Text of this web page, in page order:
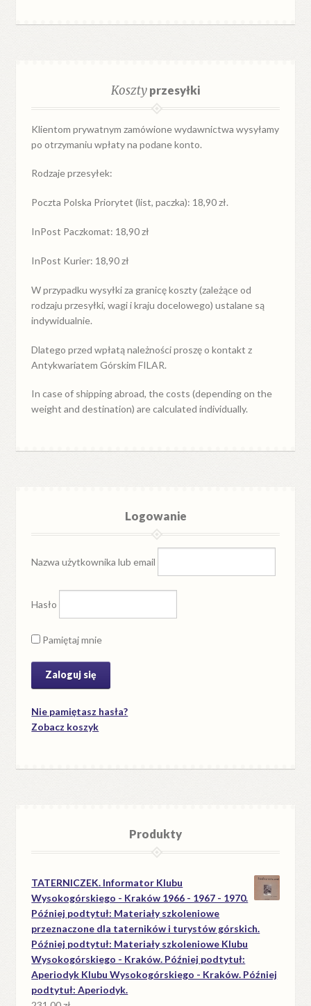
Kosztyprzesyłki
Klientom prywatnym zamówione wydawnictwa wysyłamy
po otrzymaniu wpłaty na podane konto.
Rodzaje przesyłek:
Poczta Polska Priorytet (list, paczka): 18,90 zł.
InPost Paczkomat: 18,90 zł
InPost Kurier: 18,90 zł
W przypadkuwysyłkiza granicękoszty (zależące od
rodzaju przesyłki, wagi i kraju docelowego) ustalane są
indywidualnie.
Dlatego przed wpłatą należności proszę o kontakt z
Antykwariatem Górskim FILAR.
In case of shipping abroad, the costs (depending on the
weight and destination) are calculated individually.
Logowanie
Nazwa użytkownika lub email
Hasło
Pamiętaj mnie
Nie pamiętasz hasła?
Zobacz koszyk
Produkty
TATERNICZEK. Informator Klubu
Wysokogórskiego - Kraków 1966 - 1967 - 1970.
Później podtytuł: Materiały szkoleniowe
przeznaczone dla taterników i turystów górskich.
Później podtytuł: Materiały szkoleniowe Klubu
Wysokogórskiego - Kraków. Później podtytuł:
Aperiodyk Klubu Wysokogórskiego - Kraków. Później
podtytuł: Aperiodyk.